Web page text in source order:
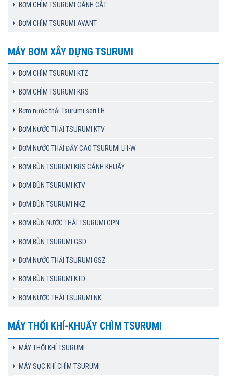
BƠM CHÌM TSURUMI CÁNH CẮT
BƠM CHÌM TSURUMI AVANT
MÁY BƠM XÂY DỰNG TSURUMI
BƠM CHÌM TSURUMI KTZ
BƠM CHÌM TSURUMI KRS
Bơm nước thải Tsurumi seri LH
BƠM NƯỚC THẢI TSURUMI KTV
BƠM NƯỚC THẢI ĐẨY CAO TSURUMI LH-W
BƠM BÙN TSURUMI KRS CÁNH KHUẤY
BƠM BÙN TSURUMI KTV
BƠM BÙN TSURUMI NKZ
BƠM BÙN NƯỚC THẢI TSURUMI GPN
BƠM BÙN TSURUMI GSD
BƠM NƯỚC THẢI TSURUMI GSZ
BƠM BÙN TSURUMI KTD
BƠM NƯỚC THẢI TSURUMI NK
MÁY THỔI KHÍ-KHUẤY CHÌM TSURUMI
MÁY THỔI KHÍ TSURUMI
MÁY SỤC KHÍ CHÌM TSURUMI